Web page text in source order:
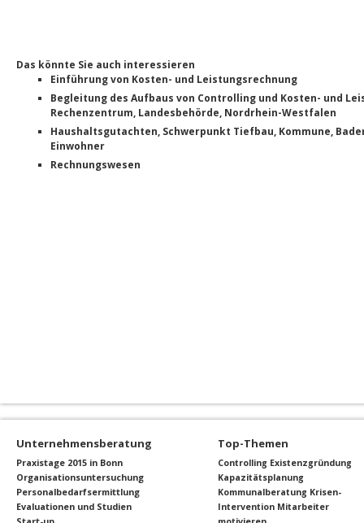
Das könnte Sie auch interessieren
Einführung von Kosten- und Leistungsrechnung
Begleitung des Aufbaus von Controlling und Kosten- und
Rechenzentrum, Landesbehörde, Nordrhein-Westfalen
Haushaltsgutachten, Schwerpunkt Tiefbau, Kommune,
Einwohner
Rechnungswesen
Unternehmensberatung
Praxistage 2015 in Bonn
Organisationsuntersuchung
Personalbedarfsermittlung
Evaluationen und Studien
Top-Themen
Controlling Existenzgründung
Kapazitätsplanung
Kommunalberatung Krisen-
Intervention Mitarbeiter